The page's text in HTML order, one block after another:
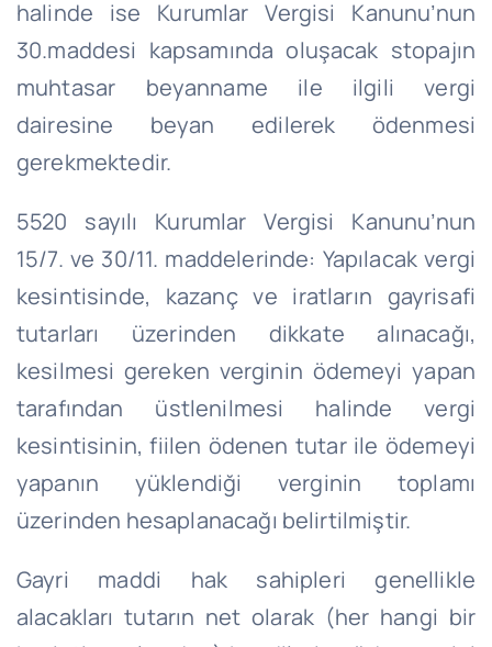
halinde ise Kurumlar Vergisi Kanunu’nun
30.maddesi kapsamında oluşacak stopajın
muhtasar beyanname ile ilgili vergi
dairesine beyan edilerek ödenmesi
gerekmektedir.
5520 sayılı Kurumlar Vergisi Kanunu’nun
15/7. ve 30/11. maddelerinde: Yapılacak vergi
kesintisinde, kazanç ve iratların gayrisafi
tutarları üzerinden dikkate alınacağı,
kesilmesi gereken verginin ödemeyi yapan
tarafından üstlenilmesi halinde vergi
kesintisinin, fiilen ödenen tutar ile ödemeyi
yapanın yüklendiği verginin toplamı
üzerinden hesaplanacağı belirtilmiştir.
Gayri maddi hak sahipleri genellikle
alacakları tutarın net olarak (her hangi bir